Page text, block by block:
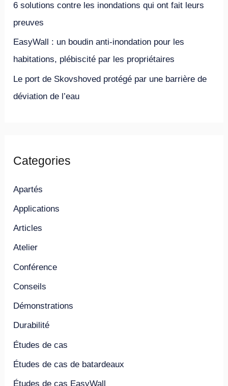
:
6 solutions contre les inondations qui ont fait leurs
preuves
EasyWall : un boudin anti-inondation pour les
habitations, plébiscité par les propriétaires
Le port de Skovshoved protégé par une barrière de
déviation de l’eau
Categories
Apartés
Applications
Articles
Atelier
Conférence
Conseils
Démonstrations
Durabilité
Études de cas
Études de cas de batardeaux
Études de cas EasyWall